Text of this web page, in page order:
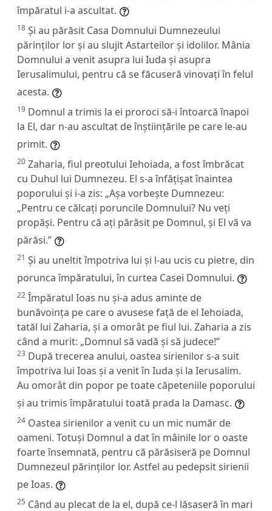
împăratul i-a ascultat.
18 Și au părăsit Casa Domnului Dumnezeului
părinților lor și au slujit Astarteilor și idolilor. Mânia
Domnului a venit asupra lui Iuda și asupra
Ierusalimului, pentru că se făcuseră vinovați în felul
acesta.
19 Domnul a trimis la ei proroci să-i întoarcă înapoi
la El, dar n-au ascultat de înștiințările pe care le-au
primit.
20 Zaharia, fiul preotului Iehoiada, a fost îmbrăcat
cu Duhul lui Dumnezeu. El s-a înfățișat înaintea
poporului și i-a zis: „Așa vorbește Dumnezeu:
„Pentru ce călcați poruncile Domnului? Nu veți
propăși. Pentru că ați părăsit pe Domnul, și El vă va
părăsi.”
21 Și au uneltit împotriva lui și l-au ucis cu pietre, din
porunca împăratului, în curtea Casei Domnului.
22 Împăratul Ioas nu și-a adus aminte de
bunăvoința pe care o avusese față de el Iehoiada,
tatăl lui Zaharia, și a omorât pe fiul lui. Zaharia a zis
când a murit: „Domnul să vadă și să judece!”
23 După trecerea anului, oastea sirienilor s-a suit
împotriva lui Ioas și a venit în Iuda și la Ierusalim.
Au omorât din popor pe toate căpeteniile poporului
și au trimis împăratului toată prada la Damasc.
24 Oastea sirienilor a venit cu un mic număr de
oameni. Totuși Domnul a dat în mâinile lor o oaste
foarte însemnată, pentru că părăsiseră pe Domnul
Dumnezeul părinților lor. Astfel au pedepsit sirienii
pe Ioas.
25 Când au plecat de la el, după ce-l lăsaseră în mari